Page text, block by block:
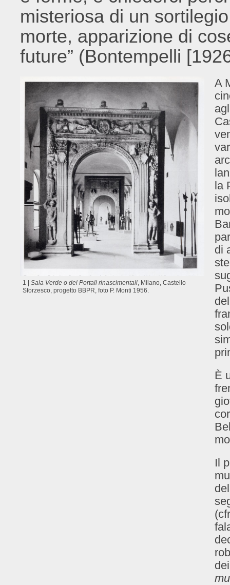
misteriosa di un
morte, apparizione di
future” (Bontempelli
1 |Sala Verde o dei Portali rinascimentali , Milano, Castello
Sforzesco, progetto BBPR, foto P. Monti 1956.
A
la
di
È
Il